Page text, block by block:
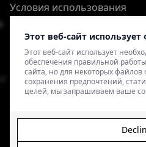
Этот веб-сайт
Этот веб-сайт использует
обеспечения правильной
сайта, но для некоторых файлов
сохранения предпочтений,
целей, мы запрашиваем ваше
Условия использования
Политика